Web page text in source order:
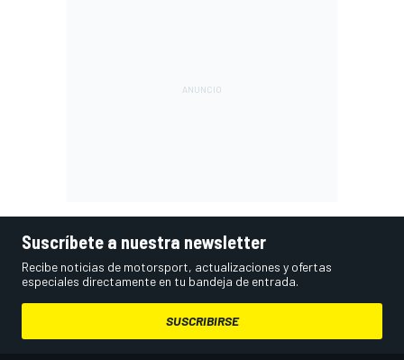
Suscríbete a nuestra newsletter
Recibe noticias de motorsport, actualizaciones y ofertas
especiales directamente en tu bandeja de entrada.
SUSCRIBIRSE